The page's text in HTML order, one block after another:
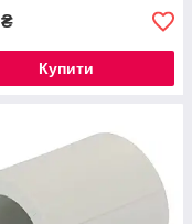
₴
Купити